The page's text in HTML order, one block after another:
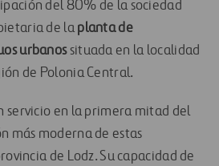
del 80% de la sociedad
de la planta de
urbanossituada en la localidad
de Polonia Central.
servicio en la primera mitad del
más moderna de estas
de Lodz. Su capacidad de